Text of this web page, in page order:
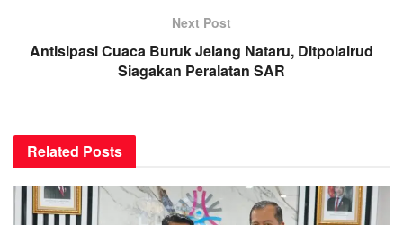
Next Post
Antisipasi Cuaca Buruk Jelang Nataru, Ditpolairud
Siagakan Peralatan SAR
Related Posts